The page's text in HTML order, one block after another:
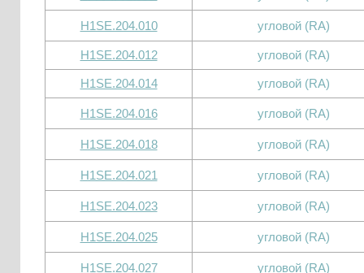
H1SE.204.010 угловой (RA)
H1SE.204.012 угловой (RA)
H1SE.204.014 угловой (RA)
H1SE.204.016 угловой (RA)
H1SE.204.018 угловой (RA)
H1SE.204.021 угловой (RA)
H1SE.204.023 угловой (RA)
H1SE.204.025 угловой (RA)
H1SE.204.027 угловой (RA)